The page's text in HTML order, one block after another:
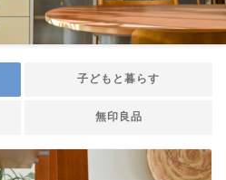
子どもと暮らす
無印良品